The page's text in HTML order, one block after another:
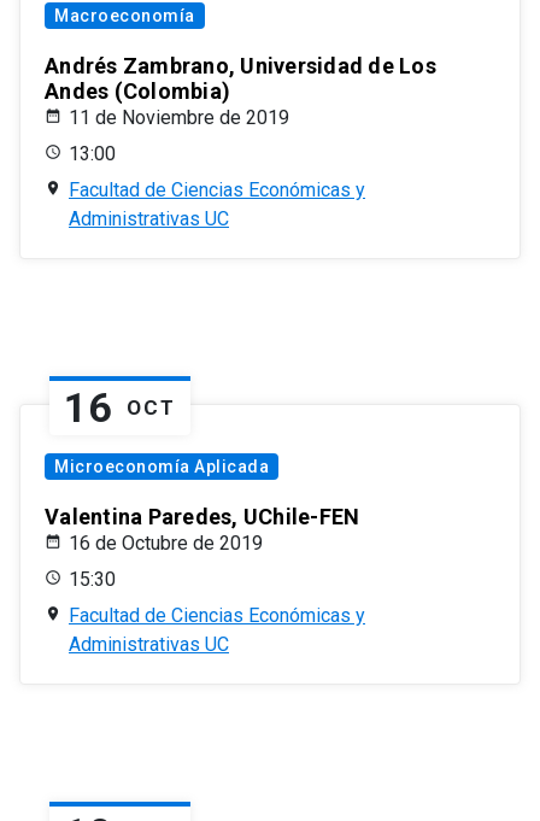
Macroeconomía
Andrés Zambrano, Universidad de Los
Andes (Colombia)
11 de Noviembre de 2019
13:00
Facultad de Ciencias Económicas y
Administrativas UC
16 OCT
Microeconomía Aplicada
Valentina Paredes, UChile-FEN
16 de Octubre de 2019
15:30
Facultad de Ciencias Económicas y
Administrativas UC